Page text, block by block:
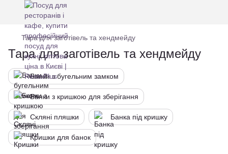
Тара для заготівель та хендмейду
Тара для заготівель та хендмейду
Банки з бугельним замком
Банки з кришкою для зберігання
Скляні пляшки Банка під кришку
Кришки для банок